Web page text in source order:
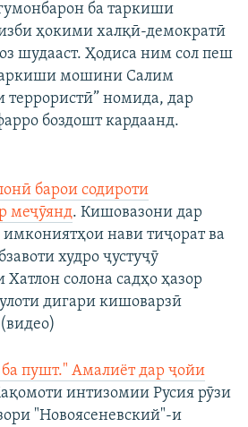
ба таркиши
ҳокими халқӣ-демократӣ
шудааст. Ҳодиса ним сол пеш
мошини Салим
террористӣ” номида, дар
боздошт кардаанд.
барои содироти
меҷӯянд. Кишовазони дар
нави тиҷорат ва
худро ҷустуҷӯ
солона садҳо ҳазор
дигари кишоварзӣ
пушт." Амалиёт дар ҷойи
интизомии Русия рӯзи
"Новоясеневский"-и